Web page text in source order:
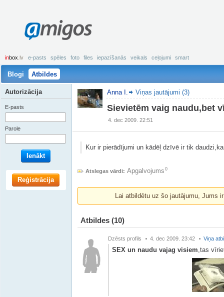
amigos
inbox .lv e-pasts spēles foto files iepazīšanās veikals ceļojumi smart
Blogi Atbildes
Anna I. Viņas jautājumi (3)
Sievietēm vaig naudu,bet
4. dec 2009. 22:51
Kur ir pierādījumi un kādēļ dzīvē ir tik
Atslegas vārdi: Apgalvojums 0
Lai atbildētu uz šo jautājumu, Jums
Atbildes (10)
Dzēsts profils 4. dec 2009. 23:42 Viņa
SEX un naudu vajag visiem,tas
Autorizācija
E-pasts
Parole
Ienākt
Reģistrācija